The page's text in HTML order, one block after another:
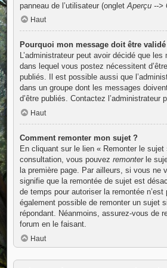
panneau de l’utilisateur (onglet Aperçu -->
Haut
Pourquoi mon message doit être
L’administrateur peut avoir décidé que
dans lequel vous postez nécessitent
publiés. Il est possible aussi que
dans un groupe dont les messages
d’être publiés. Contactez l’administrateur
Haut
Comment remonter mon sujet ?
En cliquant sur le lien « Remonter le sujet
consultation, vous pouvez remonterle
la première page. Par ailleurs, si vous ne
signifie que la remontée de sujet est
de temps pour autoriser la remontée
également possible de remonter un sujet
répondant. Néanmoins, assurez-vous de
forum en le faisant.
Haut